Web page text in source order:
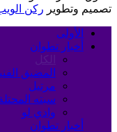
تصميم وتطوير ركن
الأولى
أخبار تطوان
الكل
المضيق
مرتيل
سبته
وادي لو
أخبار تطوان